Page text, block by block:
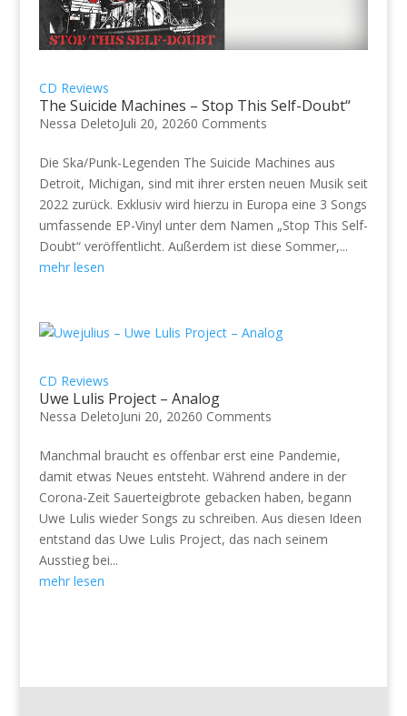
CD Reviews
The Suicide Machines – Stop This Self-Doubt“
Nessa DeletoJuli 20, 20260 Comments
Die Ska/Punk-Legenden The Suicide Machines aus
Detroit, Michigan, sind mit ihrer ersten neuen Musik seit
2022 zurück. Exklusiv wird hierzu in Europa eine 3 Songs
umfassende EP-Vinyl unter dem Namen „Stop This Self-
Doubt“ veröffentlicht. Außerdem ist diese Sommer,...
mehr lesen
CD Reviews
Uwe Lulis Project – Analog
Nessa DeletoJuni 20, 20260 Comments
Manchmal braucht es offenbar erst eine Pandemie,
damit etwas Neues entsteht. Während andere in der
Corona-Zeit Sauerteigbrote gebacken haben, begann
Uwe Lulis wieder Songs zu schreiben. Aus diesen Ideen
entstand das Uwe Lulis Project, das nach seinem
Ausstieg bei...
mehr lesen